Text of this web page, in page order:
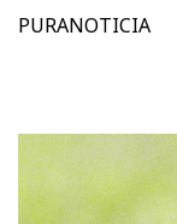
PURANOTICIA